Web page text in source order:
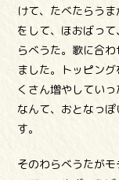
けて、たべたらう
をして、ほおばっ
らべうた。歌に合
ました。トッピン
くさん増やしてい
なんて、おとなっ
す。
そのわらべうたが